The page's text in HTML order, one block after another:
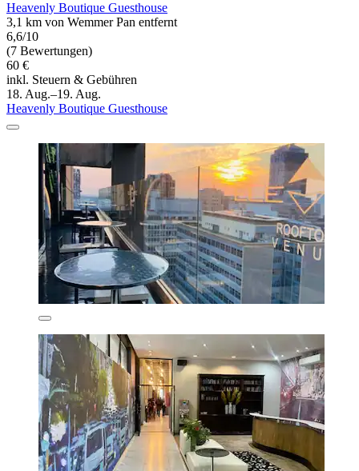
Heavenly Boutique Guesthouse
3,1 km von Wemmer Pan entfernt
6,6/10
(7 Bewertungen)
60 €
inkl. Steuern & Gebühren
18. Aug.–19. Aug.
Heavenly Boutique Guesthouse